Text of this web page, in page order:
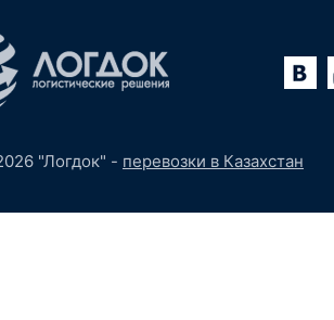
ВконтактеYouTubetumblr
SoundCloud
"Логдок" - перевозки в Казахстан